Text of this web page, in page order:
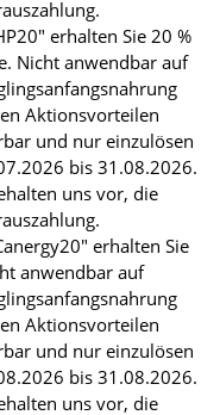
erhalten Sie 20 %
Nicht anwendbar auf
Aktionsvorteilen
und nur einzulösen
bis 31.08.2026.
uns vor, die
erhalten Sie
anwendbar auf
Aktionsvorteilen
und nur einzulösen
bis 31.08.2026.
uns vor, die